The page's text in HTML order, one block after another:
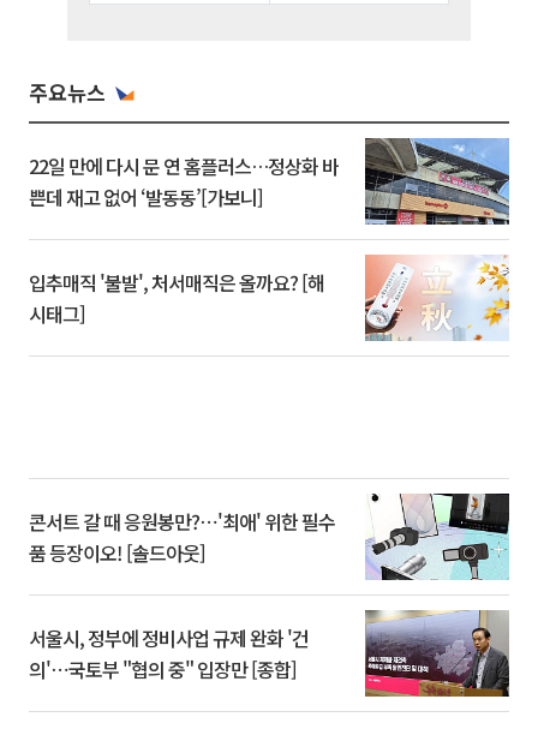
주요뉴스
22일 만에 다시 문 연 홈플러스…정상화 바
쁜데 재고 없어 ‘발동동’[가보니]
입추매직 '불발', 처서매직은 올까요? [해
시태그]
콘서트 갈 때 응원봉만?⋯'최애' 위한 필수
품 등장이오! [솔드아웃]
서울시, 정부에 정비사업 규제 완화 '건
의'⋯국토부 "협의 중" 입장만 [종합]